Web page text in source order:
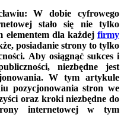
W dobie cyfrowego
stało się nie tylko
elementem dla każdej firmy
posiadanie strony to tylko
Aby osiągnąć sukces i
niezbędne jest
W tym artykule
pozycjonowania stron we
oraz kroki niezbędne do
internetowej w tym